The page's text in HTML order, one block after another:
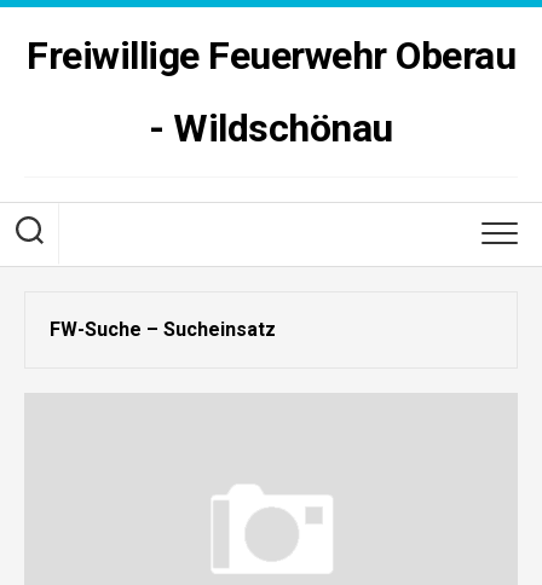
Skip
contentFreiwillige Feuerwehr Oberau
- Wildschönau
FW-Suche – Sucheinsatz